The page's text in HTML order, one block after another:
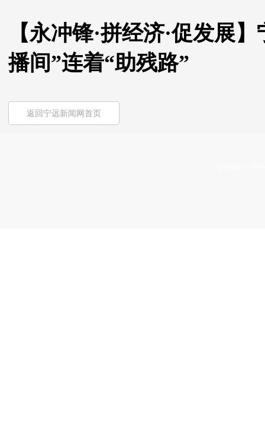
【永冲锋·拼经济·促发展
播间”连着“助残路”
返回宁远新闻网首页